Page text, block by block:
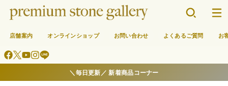
店舗案内 オンラインショップ お問い合わせ よくあるご質問 お
＼毎日更新／ 新着商品コーナー